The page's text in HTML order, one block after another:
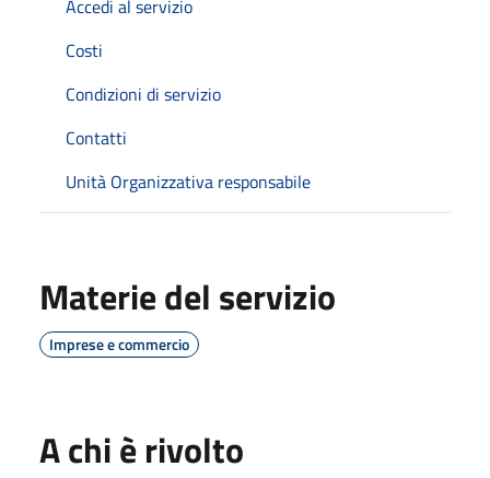
Accedi al servizio
Costi
Condizioni di servizio
Contatti
Unità Organizzativa responsabile
Materie del servizio
Imprese e commercio
A chi è rivolto